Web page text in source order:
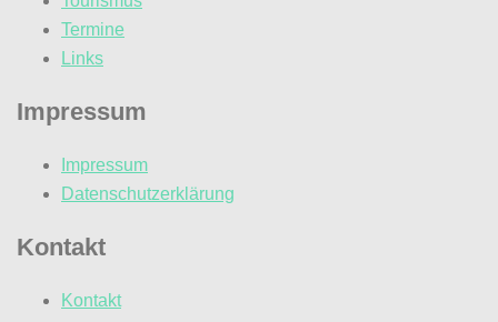
Termine
Links
Impressum
Impressum
Datenschutzerklärung
Kontakt
Kontakt